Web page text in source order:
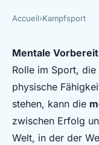
KAMPFSPORT
Welche
mentale
Louis•27. April 2025
Accueil›Kampfsport
Mentale
Rolle im Sport,
physische
stehen, kann die
zwischen Erfolg
Welt, in der der